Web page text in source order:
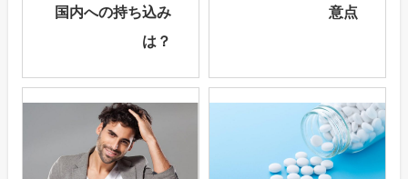
国内への持ち込み
は？
意点